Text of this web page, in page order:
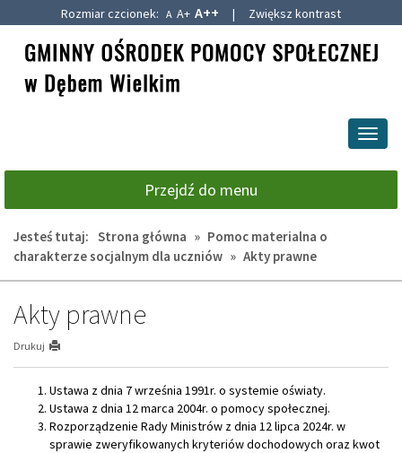
treści
Rozmiar czcionek: A A+ A++ | Zwiększ kontrast
Przejdź do menu
Jesteś tutaj: Strona główna » Pomoc materialna o
charakterze socjalnym dla uczniów » Akty prawne
Akty prawne
Drukuj
Ustawa z dnia 7 września 1991r. o systemie oświaty.
Ustawa z dnia 12 marca 2004r. o pomocy społecznej.
Rozporządzenie Rady Ministrów z dnia 12 lipca 2024r. w
sprawie zweryfikowanych kryteriów dochodowych oraz kwot